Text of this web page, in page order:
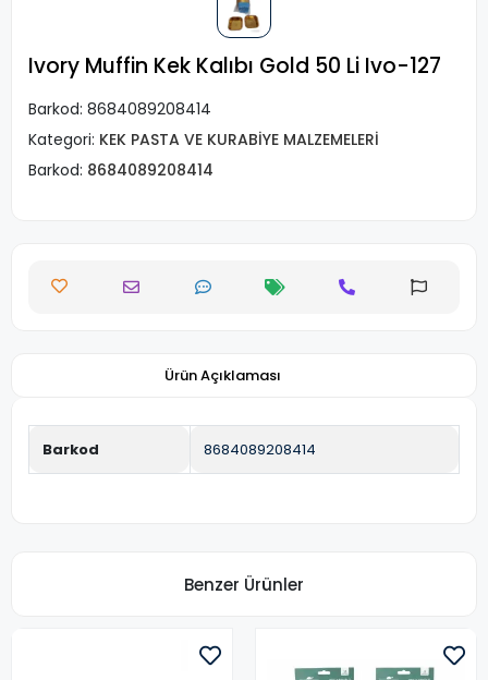
Ivory Muffin Kek Kalıbı Gold 50 Li Ivo-127
Barkod: 8684089208414
Kategori: KEK PASTA VE KURABİYE MALZEMELERİ
Barkod: 8684089208414
Ürün Açıklaması
Barkod 8684089208414
Benzer Ürünler